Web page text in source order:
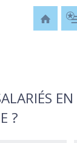
EN
?